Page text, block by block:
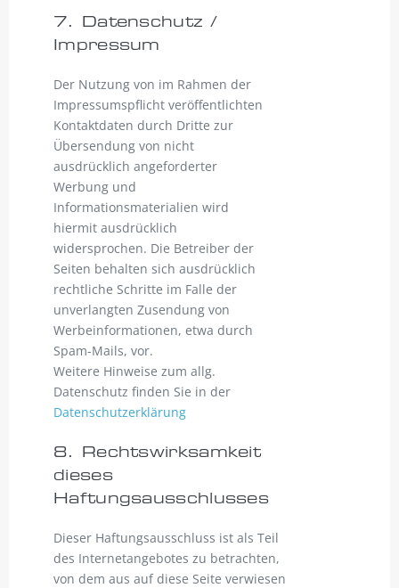
7. Datenschutz /
Impressum
Der Nutzung von im Rahmen der
Impressumspflicht veröffentlichten
Kontaktdaten durch Dritte zur
Übersendung von nicht
ausdrücklich angeforderter
Werbung und
Informationsmaterialien wird
hiermit ausdrücklich
widersprochen. Die Betreiber der
Seiten behalten sich ausdrücklich
rechtliche Schritte im Falle der
unverlangten Zusendung von
Werbeinformationen, etwa durch
Spam-Mails, vor.
Weitere Hinweise zum allg.
Datenschutz finden Sie in der
Datenschutzerklärung
8. Rechtswirksamkeit
dieses
Haftungsausschlusses
Dieser Haftungsausschluss ist als Teil
des Internetangebotes zu betrachten,
von dem aus auf diese Seite verwiesen